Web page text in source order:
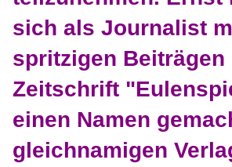
sich als Journalist
spritzigen Beiträgen
Zeitschrift
einen Namen
gleichnamigen